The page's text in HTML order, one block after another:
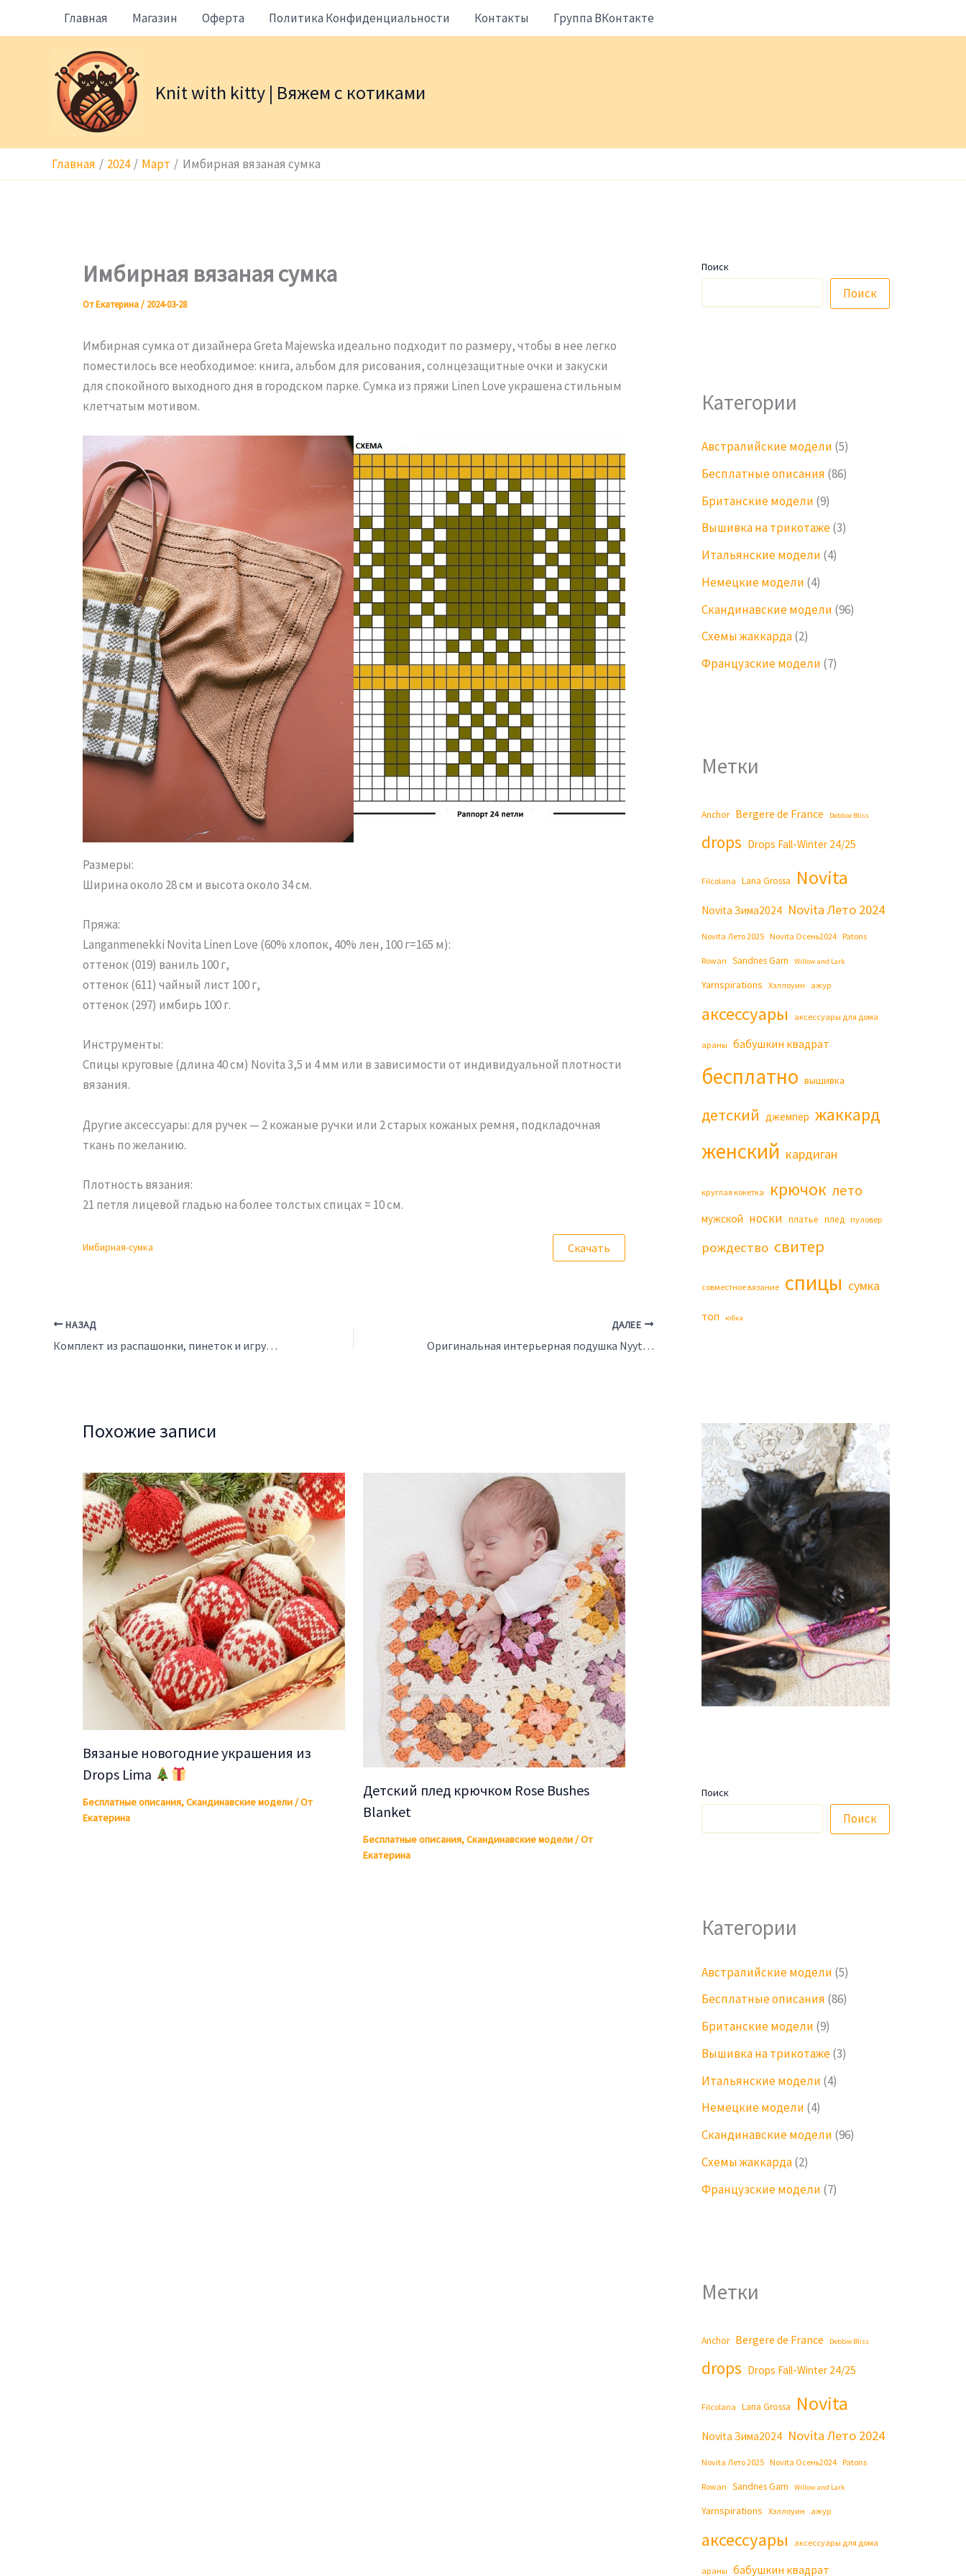
Главная Магазин Оферта Политика Конфиденциальности Контакты Группа ВКонтакте
Knit with kitty | Вяжем с котиками
Главная 2024 Март Имбирная вязаная сумка
Имбирная вязаная сумка
ОтЕкатерина/ 2024-03-28
Имбирная сумка от дизайнера Greta Majewska идеально подходит по размеру, чтобы в нее легко
поместилось все необходимое: книга, альбом для рисования, солнцезащитные очки и закуски
для спокойного выходного дня в городском парке. Сумка из пряжи Linen Love украшена стильным
клетчатым мотивом.
Размеры:
Ширина около 28 см и высота около 34 см.
Пряжа:
Langanmenekki Novita Linen Love (60% хлопок, 40% лен, 100 г=165 м):
оттенок (019) ваниль 100 г,
оттенок (611) чайный лист 100 г,
оттенок (297) имбирь 100 г.
Инструменты:
Спицы круговые (длина 40 см) Novita 3,5 и 4 мм или в зависимости от индивидуальной плотности
вязания.
Другие аксессуары: для ручек — 2 кожаные ручки или 2 старых кожаных ремня, подкладочная
ткань по желанию.
Плотность вязания:
21 петля лицевой гладью на более толстых спицах = 10 см.
Имбирная-сумка Скачать
НАЗАД
Комплект из распашонки, пинеток и игрушечного мишки для малышки
ДАЛЕЕ
Оригинальная интерьерная подушка Nyytiä-tyyny
Похожие записи
Вязаные новогодние украшения из
Drops Lima
Бесплатные описания,Скандинавские модели/ От
Екатерина
Детский плед крючком Rose Bushes
Blanket
Бесплатные описания,Скандинавские модели/ От
Екатерина
Поиск
Поиск
Категории
Австралийские модели (5)
Бесплатные описания (86)
Британские модели (9)
Вышивка на трикотаже(3)
Итальянские модели (4)
Немецкие модели (4)
Скандинавские модели (96)
Схемы жаккарда(2)
Французские модели (7)
Метки
Anchor Bergere de France Debbie Bliss
drops Drops Fall-Winter 24/25
Filcolana Lana Grossa Novita
Novita Зима2024 Novita Лето 2024
Novita Лето 2025 Novita Осень2024 Patons
Rowan Sandnes Garn Willow and Lark
Yarnspirations Хэллоуин ажур
аксессуары аксессуары для дома
араны бабушкин квадрат
бесплатно вышивка
детский джемпер жаккард
женский кардиган
круглая кокетка крючок лето
мужской носки платье плед пуловер
рождество свитер
совместное вязание спицы сумка
топ юбка
Поиск
Поиск
Категории
Австралийские модели (5)
Бесплатные описания (86)
Британские модели (9)
Вышивка на трикотаже(3)
Итальянские модели (4)
Немецкие модели (4)
Скандинавские модели (96)
Схемы жаккарда(2)
Французские модели (7)
Метки
Anchor Bergere de France Debbie Bliss
drops Drops Fall-Winter 24/25
Filcolana Lana Grossa Novita
Novita Зима2024 Novita Лето 2024
Novita Лето 2025 Novita Осень2024 Patons
Rowan Sandnes Garn Willow and Lark
Yarnspirations Хэллоуин ажур
аксессуары аксессуары для дома
араны бабушкин квадрат